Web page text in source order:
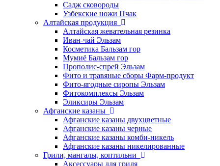
Садж сковороды
Узбекские ножи Пчак
Алтайская продукция
Алтайская жевательная резинка
Иван-чай Эльзам
Косметика Бальзам гор
Мумиё Бальзам гор
Прополис-спрей Эльзам
Фито и травяные сборы Фарм-продукт
Фито-ягодные сиропы Эльзам
Фитокомплексы Эльзам
Эликсиры Эльзам
Афганские казаны
Афганские казаны двухцветные
Афганские казаны черные
Афганские казаны комби-никель
Афганские казаны никелированные
Грили, мангалы, коптильни
Аксессуары для гриля